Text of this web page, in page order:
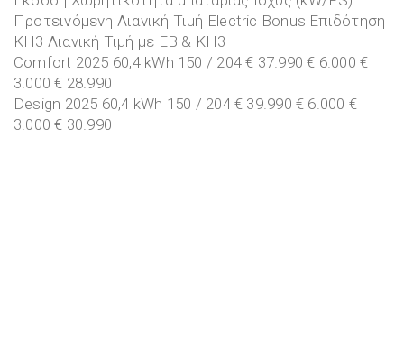
Προτεινόμενη Λιανική Τιμή Electric Bonus Επιδότηση
ΚΗ3 Λιανική Τιμή με EB & ΚΗ3
Comfort 2025 60,4 kWh 150 / 204 € 37.990 € 6.000 €
3.000 € 28.990
Design 2025 60,4 kWh 150 / 204 € 39.990 € 6.000 €
3.000 € 30.990